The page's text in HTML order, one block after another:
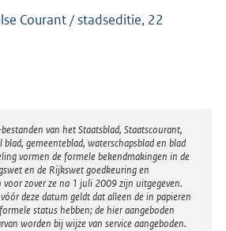
Courant / stadseditie, 22
van het Staatsblad, Staatscourant,
blad, gemeenteblad, waterschapsblad en blad
vormen de formele bekendmakingen in de
en de Rijkswet goedkeuring en
voor zover ze na 1 juli 2009 zijn uitgegeven.
deze datum geldt dat alleen de in papieren
status hebben; de hier aangeboden
worden bij wijze van service aangeboden.